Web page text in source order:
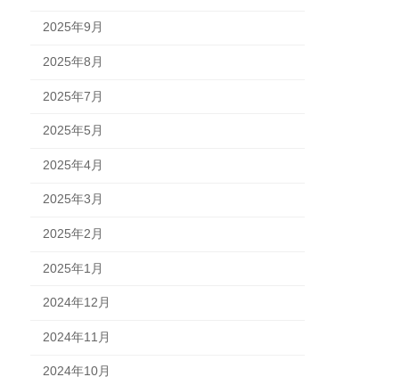
2025年9月
2025年8月
2025年7月
2025年5月
2025年4月
2025年3月
2025年2月
2025年1月
2024年12月
2024年11月
2024年10月